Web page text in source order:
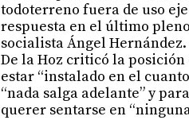
todoterreno fuera de uso
respuesta en el último
socialista Ángel Hernández.
De la Hoz criticó la posición
estar “instalado en el
“nada salga adelante” y
querer sentarse en